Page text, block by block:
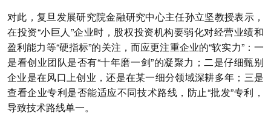
对此，复旦发展研究院金融研究中心主任孙立坚教授表示，
在投资“小巨人”企业时，股权投资机构要弱化对经营业绩和
盈利能力等“硬指标”的关注，而应更注重企业的“软实力”：一
是看创业团队是否有“十年磨一剑”的凝聚力；二是仔细甄别
企业是在风口上创业，还是在某一细分领域深耕多年；三是
查看企业专利是否能适应不同技术路线，防止“批发”专利，
导致技术路线单一。